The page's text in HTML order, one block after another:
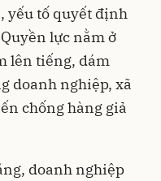
yếu tố quyết định
lực nằm ở
lên tiếng, dám
doanh nghiệp, xã
chống hàng giả
doanh nghiệp